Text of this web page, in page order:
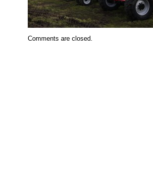
Comments are closed.